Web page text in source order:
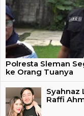
Polresta Sleman
ke Orang Tuanya
Syahnaz
Raffi